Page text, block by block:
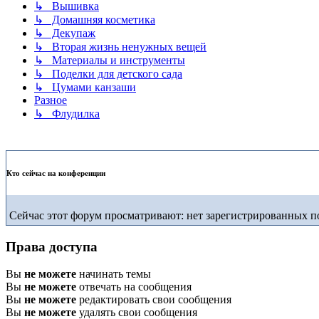
↳ Вышивка
↳ Домашняя косметика
↳ Декупаж
↳ Вторая жизнь ненужных вещей
↳ Материалы и инструменты
↳ Поделки для детского сада
↳ Цумами канзаши
Разное
↳ Флудилка
Кто сейчас на конференции
Сейчас этот форум просматривают: нет зарегистрированных
Права доступа
Вы не можете начинать темы
Вы не можете отвечать на сообщения
Вы не можете редактировать свои сообщения
Вы не можете удалять свои сообщения